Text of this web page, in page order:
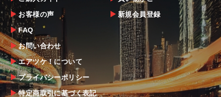
お客様の声
FAQ
お問い合わせ
エアツケ！について
プライバシーポリシー
特定商取引に基づく表記
新規会員登録